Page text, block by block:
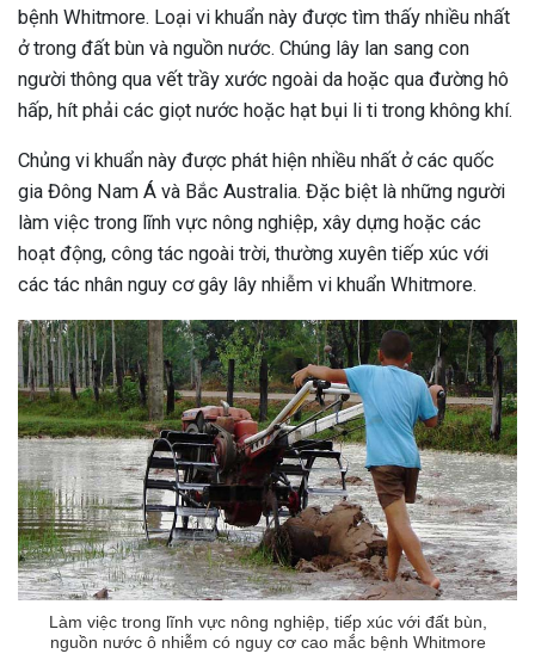
bệnh Whitmore. Loại vi khuẩn này được tìm thấy nhiều nhất
ở trong đất bùn và nguồn nước. Chúng lây lan sang con
người thông qua vết trầy xước ngoài da hoặc qua đường hô
hấp, hít phải các giọt nước hoặc hạt bụi li ti trong không khí.
Chủng vi khuẩn này được phát hiện nhiều nhất ở các quốc
gia Đông Nam Á và Bắc Australia. Đặc biệt là những người
làm việc trong lĩnh vực nông nghiệp, xây dựng hoặc các
hoạt động, công tác ngoài trời, thường xuyên tiếp xúc với
các tác nhân nguy cơ gây lây nhiễm vi khuẩn Whitmore.
Làm việc trong lĩnh vực nông nghiệp, tiếp xúc với đất bùn,
nguồn nước ô nhiễm có nguy cơ cao mắc bệnh Whitmore